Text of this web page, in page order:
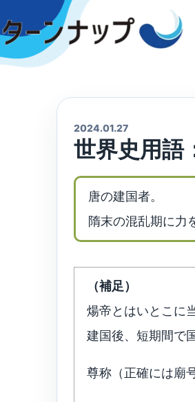
to
content
2024.01.27
世界史用語
唐の建国者。
隋末の混乱期に力
（補足）
煬帝とはいとこに
建国後、短期間で
尊称（正確には廟